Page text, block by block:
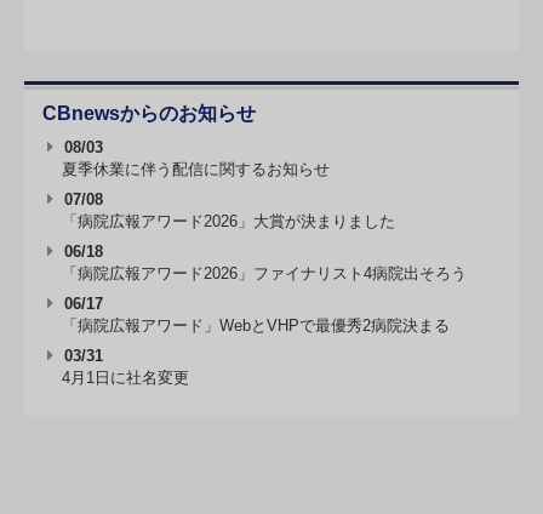
CBnewsからのお知らせ
08/03
夏季休業に伴う配信に関するお知らせ
07/08
「病院広報アワード2026」大賞が決まりました
06/18
「病院広報アワード2026」ファイナリスト4病院出そろう
06/17
「病院広報アワード」WebとVHPで最優秀2病院決まる
03/31
4月1日に社名変更